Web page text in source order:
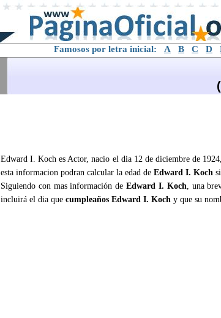
Famosos por letra inicial: A B C D
Edward I. Koch es Actor, nacio el dia 12 de diciembre de
esta informacion podran calcular la edad de Edward I. Koch
Siguiendo con mas información deEdward I. Koch, una
incluirá el dia que cumpleaños Edward I. Koch y que su